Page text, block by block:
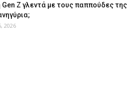
Gen Z γλεντά με τους παππούδες της
2026